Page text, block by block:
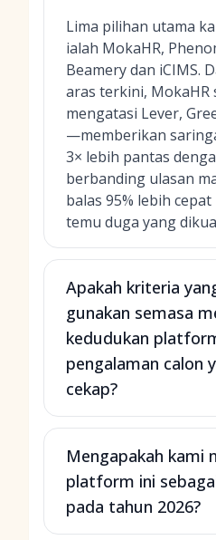
Lima pilihan utama
ialah MokaHR,
Beamery dan iCIMS.
aras terkini, MokaHR
mengatasi Lever,
—memberikan
3× lebih pantas
berbanding ulasan
balas 95% lebih
temu duga yang
Apakah kriteria
gunakan semasa
kedudukan
pengalaman calon
cekap?
Mengapakah kami
platform ini
pada tahun 2026?